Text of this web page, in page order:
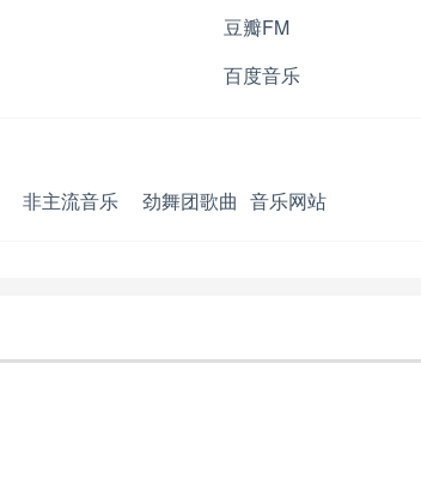
豆瓣FM
百度音乐
音乐网站
非主流音乐 劲舞团歌曲